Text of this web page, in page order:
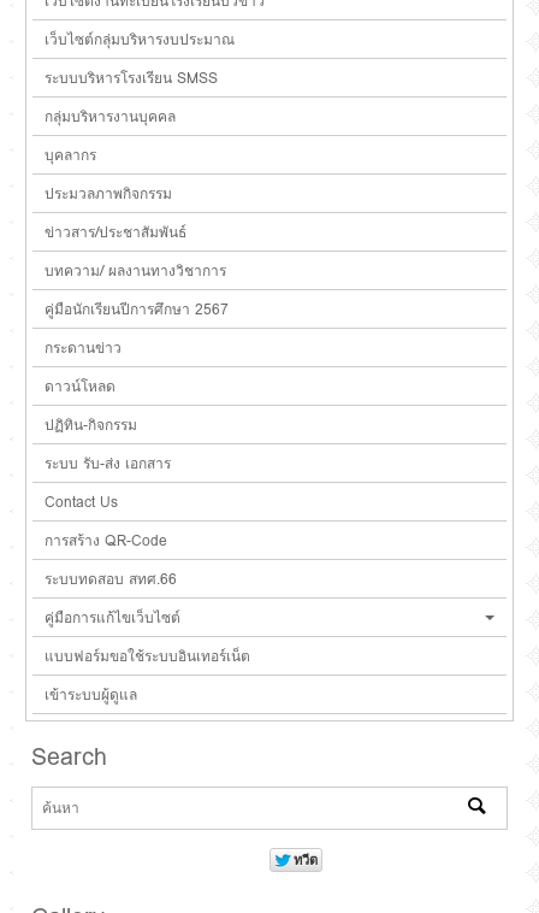
เว็บไซต์กลุ่มบริหารงบประมาณ
ระบบบริหารโรงเรียน SMSS
กลุ่มบริหารงานบุคคล
บุคลากร
ประมวลภาพกิจกรรม
ข่าวสาร/ประชาสัมพันธ์
บทความ/ ผลงานทางวิชาการ
คู่มือนักเรียนปีการศึกษา 2567
กระดานข่าว
ดาวน์โหลด
ปฏิทิน-กิจกรรม
ระบบ รับ-ส่ง เอกสาร
Contact Us
การสร้าง QR-Code
ระบบทดสอบ สทศ.66
คู่มือการแก้ไขเว็บไซต์
แบบฟอร์มขอใช้ระบบอินเทอร์เน็ต
เข้าระบบผู้ดูแล
Search